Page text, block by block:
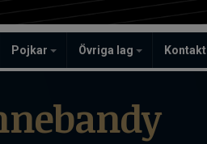
Pojkar Övriga lag Kontakt